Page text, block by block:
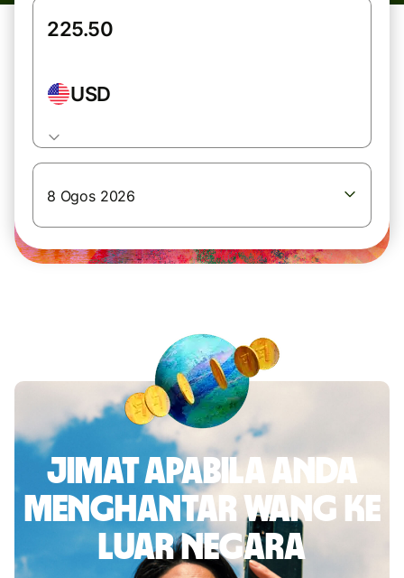
USD
8 Ogos 2026
Jimat apabila anda
menghantar wang ke
luar negara